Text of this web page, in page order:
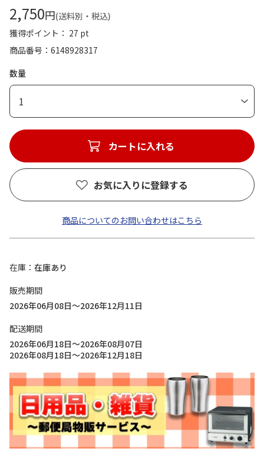
2,750円(送料別・税込)
獲得ポイント： 27 pt
商品番号
6148928317
数量
1
カートに入れる
お気に入りに登録する
商品についてのお問い合わせはこちら
在庫
在庫あり
販売期間
2026年06月08日～2026年12月11日
配送期間
2026年06月18日～2026年08月07日
2026年08月18日～2026年12月18日